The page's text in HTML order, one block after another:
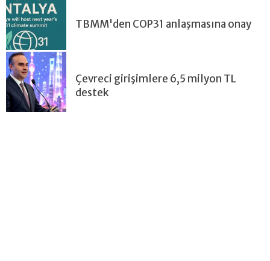
TBMM'den COP31 anlaşmasına onay
Çevreci girişimlere 6,5 milyon TL
destek